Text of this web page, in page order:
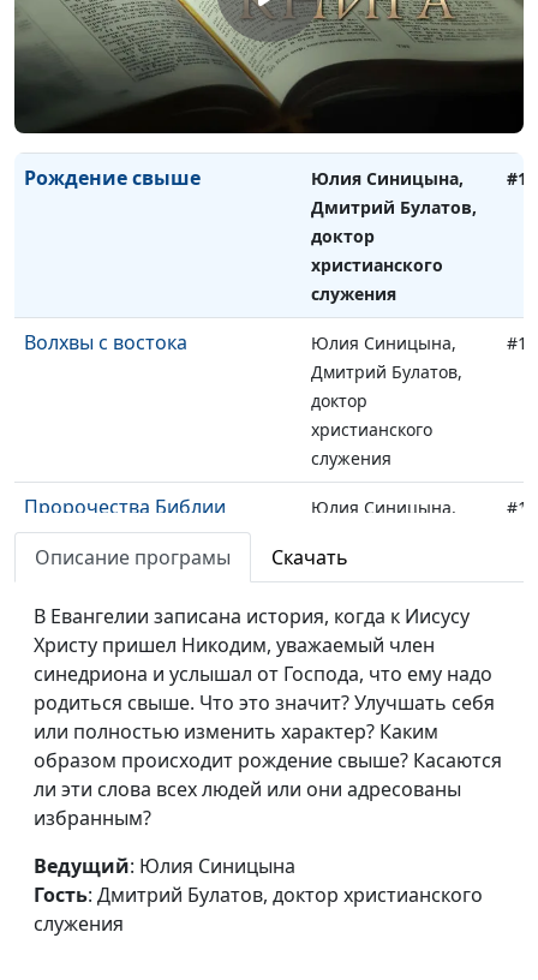
Евангелие и культура
разных стран
Юлия Синицына,
Дмитрий Булатов,
доктор
христианского
служения
Рождение свыше
Юлия Синицына,
Дмитрий Булатов,
доктор
христианского
служения
Волхвы с востока
Юлия Синицына,
Дмитрий Булатов,
доктор
христианского
служения
Пророчества Библии
Юлия Синицына,
доктор
служения
Иисус в храме
Юлия Синицына,
Дмитрий Булатов,
доктор
христианского
служения
Исцеление мировоззрения
доктор
Описание програмы Скачать
В Евангелии записана история, когда к Иисусу
Христу пришел Никодим, уважаемый член
синедриона и услышал от Господа, что ему надо
родиться свыше. Что это значит? Улучшать себя
или полностью изменить характер? Каким
образом происходит рождение свыше? Касаются
ли эти слова всех людей или они адресованы
избранным?
Ведущий: Юлия Синицына
Гость: Дмитрий Булатов, доктор христианского
служения